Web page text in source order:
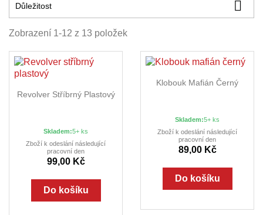
Důležitost 
Zobrazení 1-12 z 13 položek
Revolver Stříbrný Plastový
Skladem:5+ ks
Zboží k odeslání následující
pracovní den
99,00 Kč
Do košíku
Klobouk Mafián Černý
Skladem:5+ ks
Zboží k odeslání následující
pracovní den
89,00 Kč
Do košíku